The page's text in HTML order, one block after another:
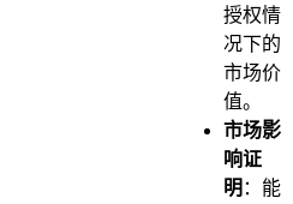
授权情
况下的
市场价
值。
市场影
响证
明 ：能